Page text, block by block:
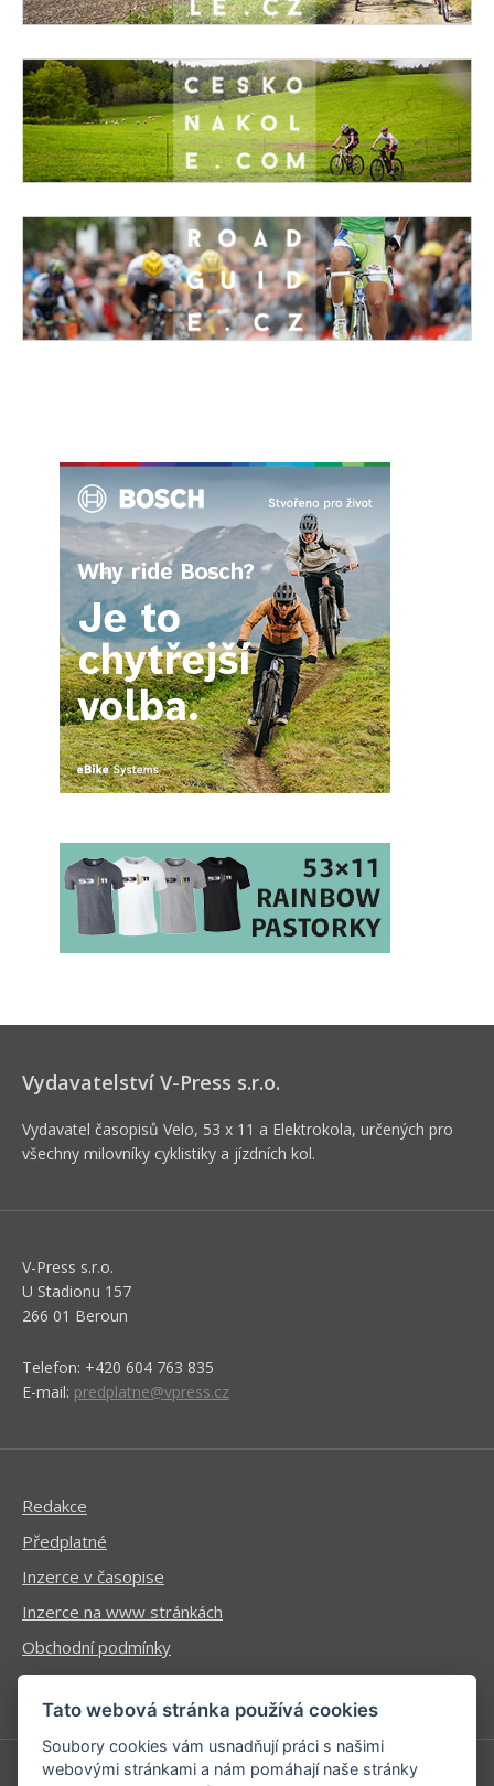
Vydavatelství V-Press s.r.o.
Vydavatel časopisů Velo, 53 x 11 a Elektrokola, určených pro
všechny milovníky cyklistiky a jízdních kol.
V-Press s.r.o.
U Stadionu 157
266 01 Beroun
Telefon: +420 604 763 835
E-mail: predplatne@vpress.cz
Redakce
Předplatné
Inzerce v časopise
Inzerce na www stránkách
Obchodní podmínky
Ochrana osobních údajů
Tato webová stránka používá cookies
Soubory cookies vám usnadňují práci s našimi
webovými stránkami a nám pomáhají naše stránky